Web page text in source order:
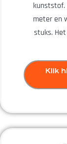
kunststof.
meter en
stuks.
Klik